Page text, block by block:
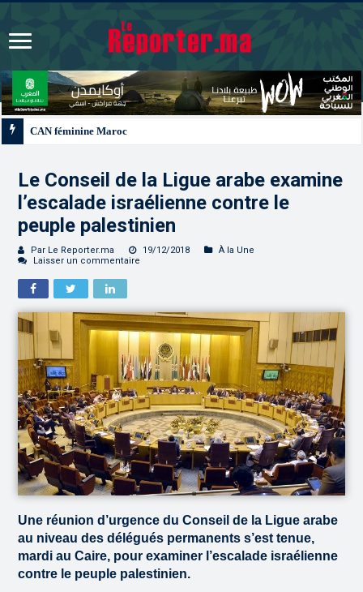
Le Conseil de la Ligue arabe examine
l’escalade israélienne contre le
peuple palestinien
Par Le Reporter.ma 19/12/2018
À la Une
Laisser un commentaire
Une réunion d’urgence du Conseil de la Ligue arabe
au niveau des délégués permanents s’est tenue,
mardi au Caire, pour examiner l’escalade israélienne
contre le peuple palestinien.